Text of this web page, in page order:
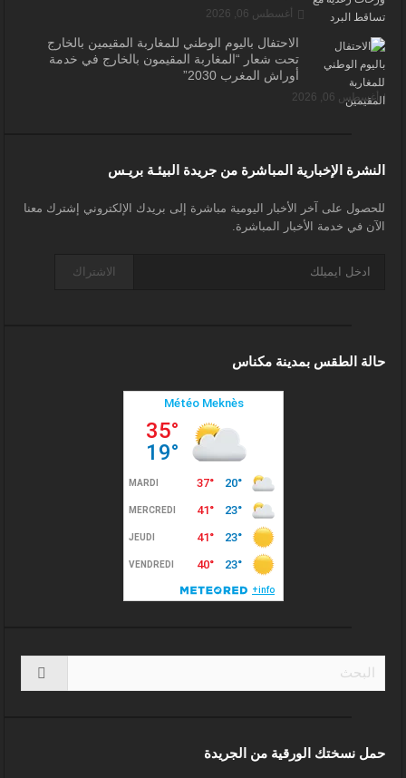
أغسطس 06, 2026
الاحتفال باليوم الوطني للمغاربة المقيمين بالخارج
تحت شعار “المغاربة المقيمون بالخارج في خدمة
أوراش المغرب 2030”
أغسطس 06, 2026
النشرة الإخبارية المباشرة من جريدة البيئـة بريـس
للحصول على آخر الأخبار اليومية مباشرة إلى بريدك الإلكتروني إشترك معنا
الآن في خدمة الأخبار المباشرة.
الاشتراك
حالة الطقس بمدينة مكناس
حمل نسختك الورقية من الجريدة